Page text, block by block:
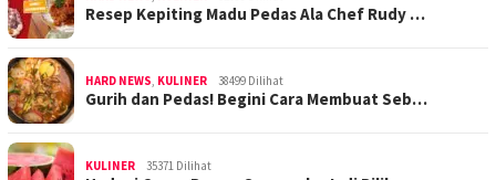
Resep Kepiting Madu Pedas Ala Chef Rudy …
HARD NEWS KULINER 38499 Dilihat
Gurih dan Pedas! Begini Cara Membuat Seb…
KULINER 35371 Dilihat